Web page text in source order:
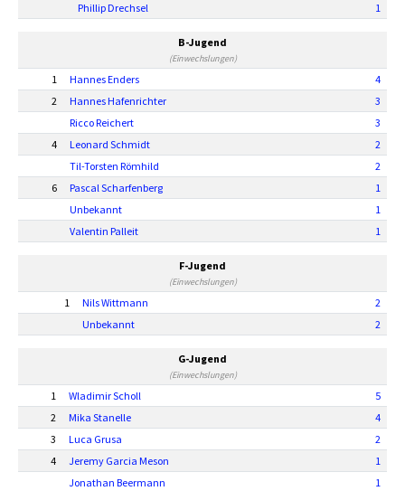
Phillip Drechsel
1
B-Jugend
(Einwechslungen)
1 Hannes Enders
4
2
Hannes Hafenrichter
3
Ricco Reichert
3
4
Leonard Schmidt
2
Til-Torsten Römhild
2
6
Pascal Scharfenberg
1
Unbekannt
1
Valentin Palleit
1
F-Jugend
(Einwechslungen)
1 Nils Wittmann
2
Unbekannt
2
G-Jugend
(Einwechslungen)
1 Wladimir Scholl
5
2
Mika Stanelle
4
3
Luca Grusa
2
4
Jeremy Garcia Meson
1
Jonathan Beermann
1